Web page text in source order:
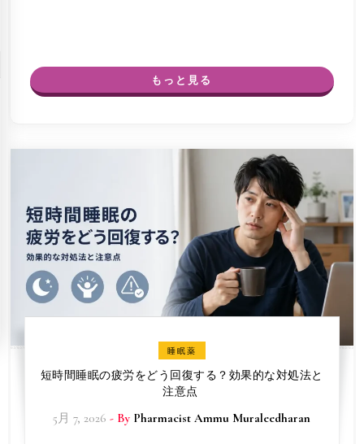
もっと見る
睡眠薬
短時間睡眠の疲労をどう回復する？効果的な対処法と
注意点
5月 7, 2026 - By Pharmacist Ammu Muraleedharan